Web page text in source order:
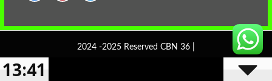
2024 -2025 Reserved CBN 36 |
13:41